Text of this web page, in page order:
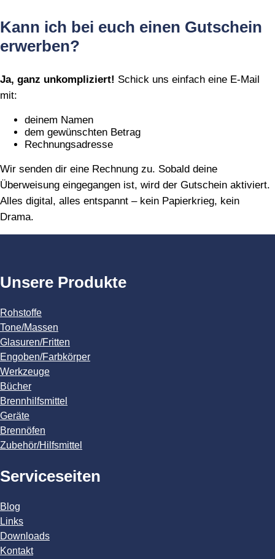
Kann ich bei euch einen Gutschein
erwerben?
Ja, ganz unkompliziert! Schick uns einfach eine E‑Mail
mit:
deinem Namen
dem gewünschten Betrag
Rechnungsadresse
Wir senden dir eine Rechnung zu. Sobald deine
Überweisung eingegangen ist, wird der Gutschein aktiviert.
Alles digital, alles entspannt – kein Papierkrieg, kein
Drama.
Unsere Produkte
Rohstoffe
Tone/Massen
Glasuren/Fritten
Engoben/Farbkörper
Werkzeuge
Bücher
Brennhilfsmittel
Geräte
Brennöfen
Zubehör/Hilfsmittel
Serviceseiten
Blog
Links
Downloads
Kontakt